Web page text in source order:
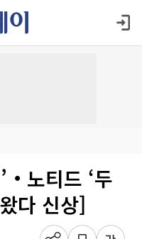
노티드 ‘두
다 신상]